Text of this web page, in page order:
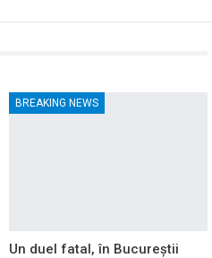
BREAKING NEWS
Un duel fatal, în Bucureştii